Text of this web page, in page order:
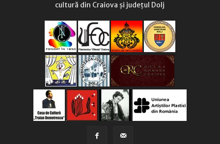
cultură din Craiova și județul Dolj